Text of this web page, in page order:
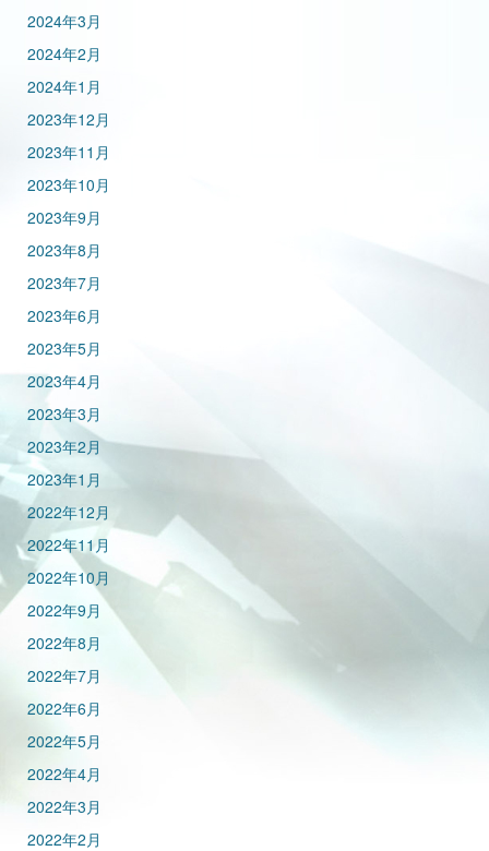
2024年3月
2024年2月
2024年1月
2023年12月
2023年11月
2023年10月
2023年9月
2023年8月
2023年7月
2023年6月
2023年5月
2023年4月
2023年3月
2023年2月
2023年1月
2022年12月
2022年11月
2022年10月
2022年9月
2022年8月
2022年7月
2022年6月
2022年5月
2022年4月
2022年3月
2022年2月